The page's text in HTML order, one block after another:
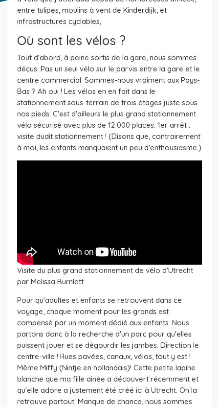
entre tulipes, moulins à vent de Kinderdijk, et
infrastructures cyclables,
Où sont les vélos ?
Tout d'abord, à peine sortis de la gare, nous sommes
déçus. Pas un seul vélo sur le parvis entre la gare et le
centre commercial. Sommes-nous vraiment aux Pays-
Bas ? Ah oui ! Les vélos en en fait dans le
stationnement sous-terrain de trois étages juste sous
nos pieds. C'est d'ailleurs le plus grand stationnement
vélo sécurisé avec plus de 12 000 places. 1er arrêt :
visite dudit stationnement ! (Disons que, contrairement
à moi, les enfants manquaient un peu d'enthousiasme.)
Visite du plus grand stationnement de vélo d'Utrecht
par Melissa Burnlett
Pour qu'adultes et enfants se retrouvent dans ce
voyage, chaque moment pour les grands est
compensé par un moment dédié aux enfants. Nous
partons donc à la recherche d'un parc pour qu'elles
puissent jouer et se dégourdir les jambes. Direction le
centre-ville ! Rues pavées, canaux, vélos, tout y est !
Même Miffy (Nintje en hollandais)! Cette petite lapine
blanche que ma fille ainée a découvert récemment et
qu'elle adore a justement été créé ici à Utrecht. On la
retrouve partout. Manque de chance, nous sommes